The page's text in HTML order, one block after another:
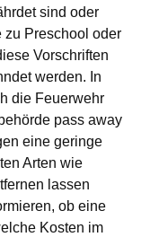
sind oder
zu Preschool oder
Vorschriften
werden. In
die Feuerwehr
pass away
eine geringe
Arten wie
lassen
ob eine
Kosten im